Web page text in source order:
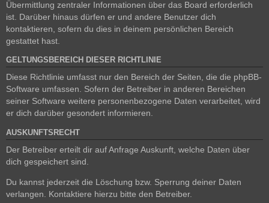
Übermittlung zentraler Informationen über das Board erforderlich
ist. Darüber hinaus dürfen er und andere Benutzer dich
kontaktieren, sofern du dies in deinem persönlichen Bereich
gestattet hast.
GELTUNGSBEREICH DIESER RICHTLINIE
Diese Richtlinie umfasst nur den Bereich der Seiten, die die phpBB-
Software umfassen. Sofern der Betreiber in anderen Bereichen
seiner Software weitere personenbezogene Daten verarbeitet, wird
er dich darüber gesondert informieren.
AUSKUNFTSRECHT
Der Betreiber erteilt dir auf Anfrage Auskunft, welche Daten über
dich gespeichert sind.
Du kannst jederzeit die Löschung bzw. Sperrung deiner Daten
verlangen. Kontaktiere hierzu bitte den Betreiber.